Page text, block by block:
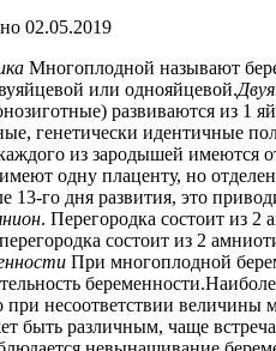
02.05.2019
Многоплодной называют
или однояйцевой.
развиваются из 1
генетически идентичные
из зародышей
одну плаценту, но
13-го дня развития, это
. Перегородка состоит из
состоит из 2
При многоплодной
при несоответствии
быть различным, чаще